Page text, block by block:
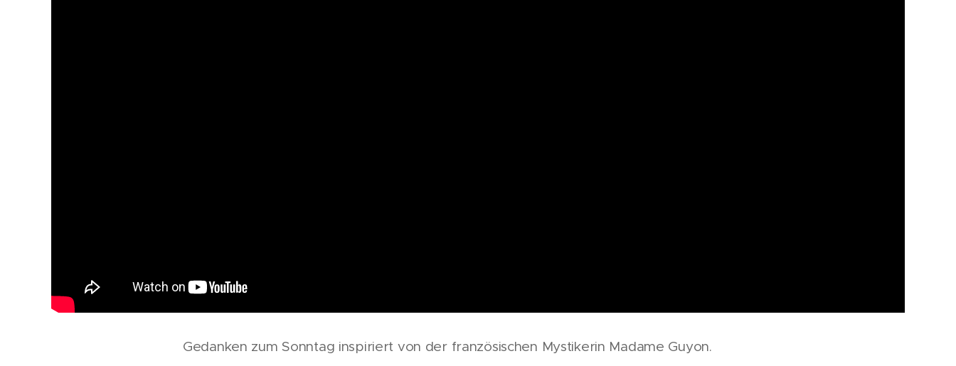
Gedanken zum Sonntag inspiriert von der französischen Mystikerin Madame Guyon.